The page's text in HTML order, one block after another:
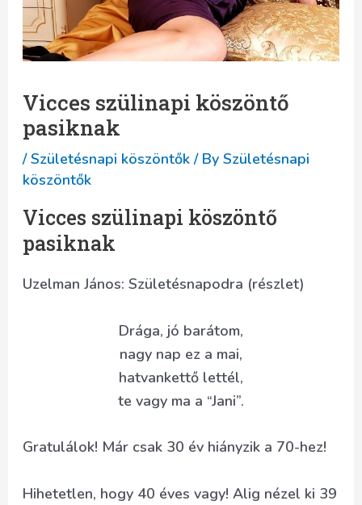
Vicces szülinapi köszöntő
pasiknak
/Születésnapi köszöntők/ By Születésnapi
köszöntők
Vicces szülinapi köszöntő
pasiknak
Uzelman János: Születésnapodra (részlet)
Drága, jó barátom,
nagy nap ez a mai,
hatvankettő lettél,
te vagy ma a “Jani”.
Gratulálok! Már csak 30 év hiányzik a 70-hez!
Hihetetlen, hogy 40 éves vagy! Alig nézel ki 39